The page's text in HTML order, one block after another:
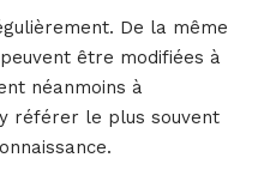
De la même
être modifiées à
néanmoins à
référer le plus souvent